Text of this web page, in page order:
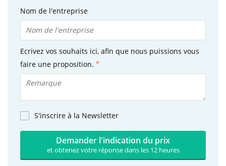
Nom de l'entreprise
Ecrivez vos souhaits ici, afin que nous puissions vous
faire une proposition.
S'inscrire à la Newsletter
Demander l'indication du prix
et obtenez votre réponse dans les 12 heures